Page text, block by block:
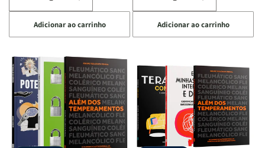
Diminuir
a
quantidade
de
Raizes
da
Alma
|
O
Vício
Aumentar
a
quantidade
de
Raizes
da
Alma
|
O
Vício
de
Adicionar ao carrinho
Diminuir
a
quantidade
de
Quarto
de
Guerra
Livro
+
Devocional
Aumentar
a
quantidade
de
Quarto
de
Guerra
|
Livro
+
Devocional
Adicionar ao carrinho